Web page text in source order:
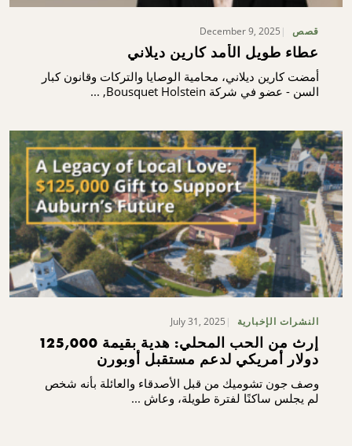
قصص December 9, 2025
عطاء طويل الأمد كارين ديلاني
أمضت كارين ديلاني، محامية الوصايا والتركات وقانون كبار
السن - عضو في شركة Bousquet Holstein, ...
النشرات الإخبارية July 31, 2025
إرث من الحب المحلي: هدية بقيمة 125,000
دولار أمريكي لدعم مستقبل أوبورن
وصف جون تشوميك من قبل الأصدقاء والعائلة بأنه شخص
لم يجلس ساكنًا لفترة طويلة، وعاش ...